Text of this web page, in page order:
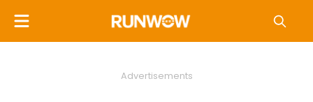
Advertisements